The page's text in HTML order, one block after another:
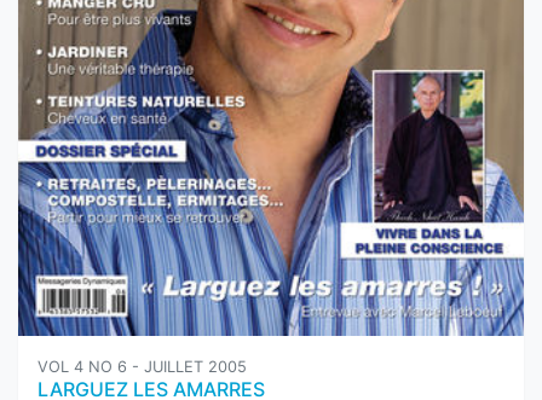
VOL 4 NO 6 - JUILLET 2005
LARGUEZ LES AMARRES
Version papier :3,95$